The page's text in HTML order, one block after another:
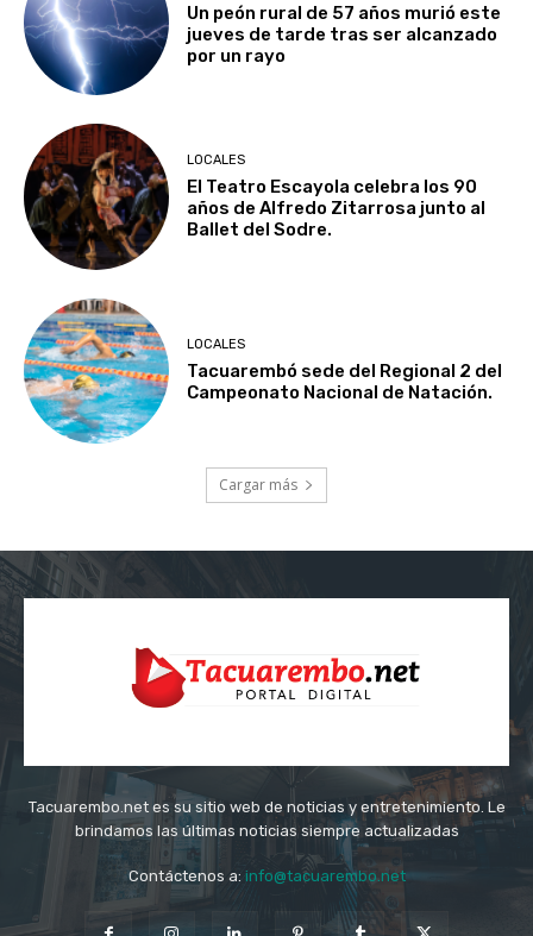
Un peón rural de 57 años murió este
jueves de tarde tras ser alcanzado
por un rayo
LOCALES
El Teatro Escayola celebra los 90
años de Alfredo Zitarrosa junto al
Ballet del Sodre.
LOCALES
Tacuarembó sede del Regional 2 del
Campeonato Nacional de Natación.
Cargar más
Tacuarembo.net es su sitio web de noticias y entretenimiento. Le
brindamos las últimas noticias siempre actualizadas
Contáctenos a: info@tacuarembo.net